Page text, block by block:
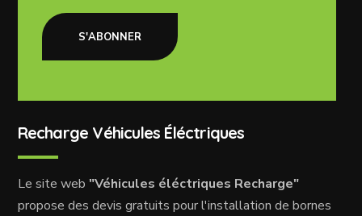
S'ABONNER
Recharge Véhicules Éléctriques
Le site web "Véhicules éléctriques Recharge"
propose des devis gratuits pour l'installation de bornes